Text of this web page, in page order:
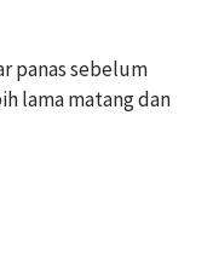
panas sebelum
lama matang dan